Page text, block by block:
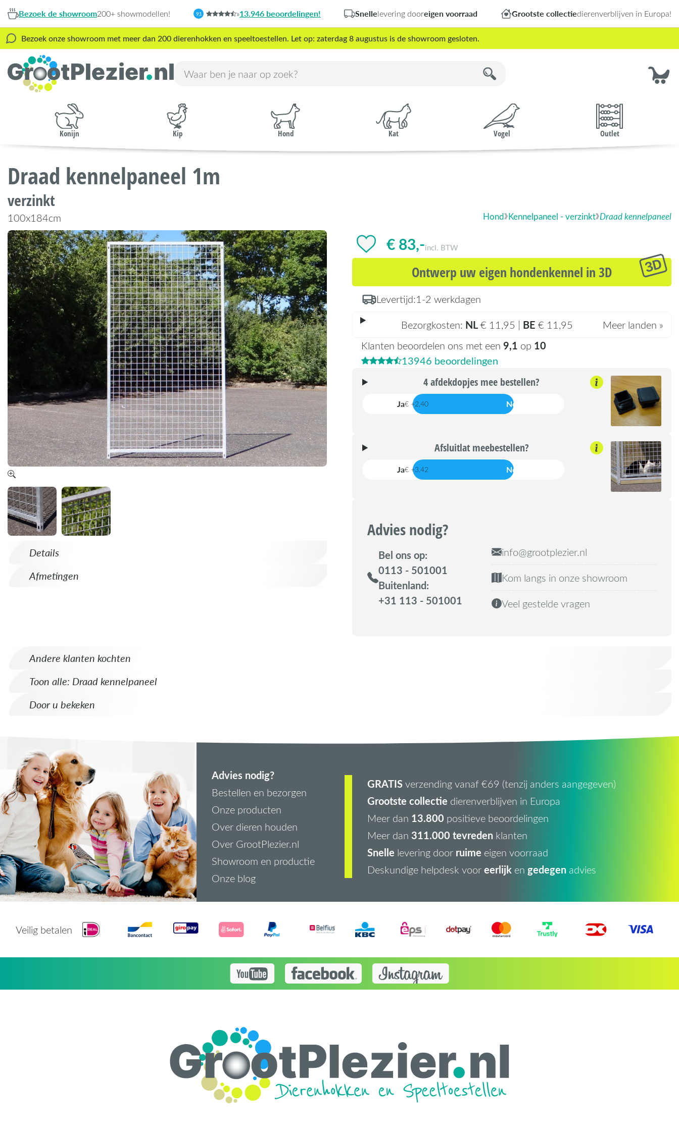
Bezoek de showroom200+ showmodellen! 9,1 »13.946 beoordelingen! Snellelevering dooreigen voorraad Grootste collectiedierenverblijven in Europa!
Bezoek onze showroom met meer dan 200 dierenhokken en speeltoestellen. Let op: zaterdag 8 augustus is de showroom gesloten.
Konijn Kip Hond Kat Vogel Outlet
Draad kennelpaneel 1m
verzinkt
100x184cm Hond Kennelpaneel - verzinkt Draad kennelpaneel
Details
Afmetingen
€ 83,-incl. BTW
Ontwerp uw eigen hondenkennel in 3D
Levertijd:1-2 werkdagen
Bezorgkosten: NL€ 11,95 | BE € 11,95
Meer landen »
Klanten beoordelen ons met een 9,1 op 10
13946 beoordelingen
4 afdekdopjes mee bestellen?
Ja€ +2,40 Nee
Afsluitlat meebestellen?
Ja€ +3,42 Nee
Advies nodig?
Bel ons op:
0113 - 501001
Buitenland:
+31 113 - 501001
info@grootplezier.nl
Kom langs in onze showroom
Veel gestelde vragen
Andere klanten kochten
Toon alle: Draad kennelpaneel
Door u bekeken
Advies nodig?
Bestellen en bezorgen
Onze producten
Over dieren houden
Over GrootPlezier.nl
Showroom en productie
Onze blog
GRATISverzending vanaf €69 (tenzij anders aangegeven)
Grootste collectie dierenverblijven in Europa
Meer dan 13.800 positieve beoordelingen
Meer dan 311.000 tevredenklanten
Snelle levering door ruime eigen voorraad
Deskundige helpdesk vooreerlijken gedegenadvies
Veilig betalen